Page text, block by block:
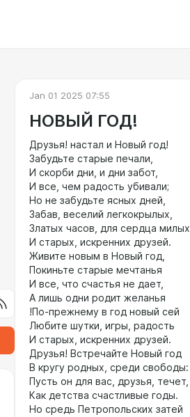
Jan 01 2025 07:55
НОВЫЙ ГОД!
Друзья! настал и Новый год!
Забудьте старые печали,
И скорби дни, и дни забот,
И все, чем радость убивали;
Но не забудьте ясных дней,
Забав, веселий легкокрылых,
Златых часов, для сердца милых,
И старых, искренних друзей.
Живите новым в Новый год,
Покиньте старые мечтанья
И все, что счастья не дает,
А лишь одни родит желанья
!По-прежнему в год новый сей
Любите шутки, игры, радость
И старых, искренних друзей.
Друзья! Встречайте Новый год
В кругу родных, среди свободы:
Пусть он для вас, друзья, течет,
Как детства счастливые годы.
Но средь Петропольских затей